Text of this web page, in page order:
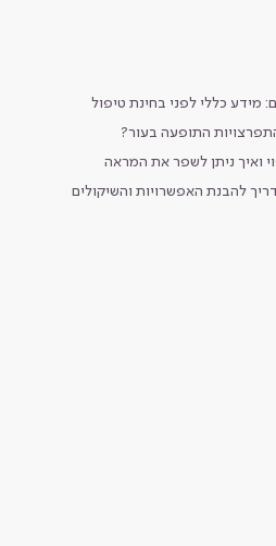
מידע כללי לפני בחינת טיפול
התופעה בעור?
ואיך ניתן לשפר את המראה
להבנת האפשרויות והשיקולים